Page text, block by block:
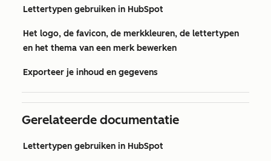
Lettertypen gebruiken in HubSpot
Het logo, de favicon, de merkkleuren, de lettertypen
en het thema van een merk bewerken
Exporteer je inhoud en gegevens
Gerelateerde documentatie
Lettertypen gebruiken in HubSpot